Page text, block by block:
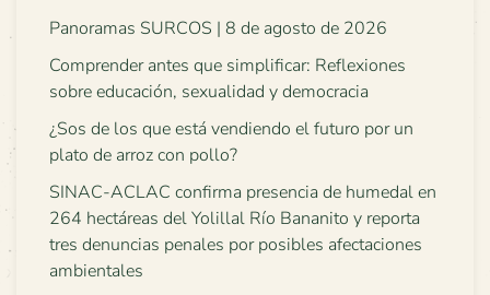
Panoramas SURCOS | 8 de agosto de 2026
Comprender antes que simplificar: Reflexiones
sobre educación, sexualidad y democracia
¿Sos de los que está vendiendo el futuro por un
plato de arroz con pollo?
SINAC-ACLAC confirma presencia de humedal en
264 hectáreas del Yolillal Río Bananito y reporta
tres denuncias penales por posibles afectaciones
ambientales